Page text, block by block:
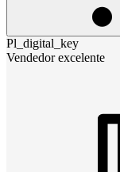
Pl_digital_key
Vendedor excelente